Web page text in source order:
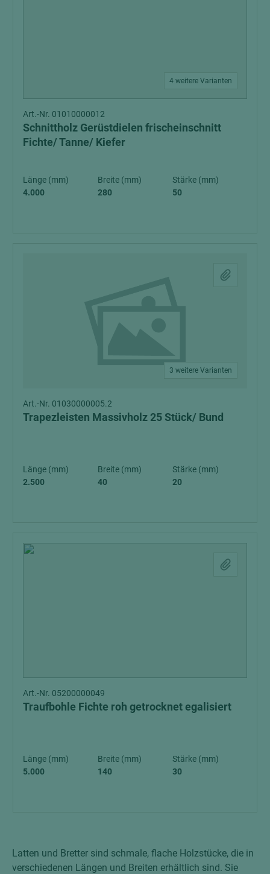
4 weitere Varianten
Art.-Nr. 01010000012
Schnittholz Gerüstdielen frischeinschnitt
Fichte/ Tanne/ Kiefer
Länge (mm)
4.000
Breite (mm)
280
Stärke (mm)
50
3 weitere Varianten
Art.-Nr. 01030000005.2
Trapezleisten Massivholz 25 Stück/ Bund
Länge (mm)
2.500
Breite (mm)
40
Stärke (mm)
20
Art.-Nr. 05200000049
Traufbohle Fichte roh getrocknet egalisiert
Länge (mm)
5.000
Breite (mm)
140
Stärke (mm)
30
Latten und Bretter sind schmale, flache Holzstücke, die in
verschiedenen Längen und Breiten erhältlich sind. Sie